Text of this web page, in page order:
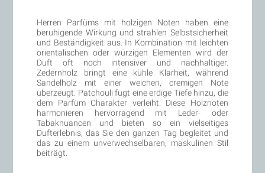
Herren Parfüms mit holzigen Noten haben eine
beruhigende Wirkung und strahlen Selbstsicherheit
und Beständigkeit aus. In Kombination mit leichten
orientalischen oder würzigen Elementen wird der
Duft oft noch intensiver und nachhaltiger.
Zedernholz bringt eine kühle Klarheit, während
Sandelholz mit einer weichen, cremigen Note
überzeugt. Patchouli fügt eine erdige Tiefe hinzu, die
dem Parfüm Charakter verleiht. Diese Holznoten
harmonieren hervorragend mit Leder- oder
Tabaknuancen und bieten so ein vielseitiges
Dufterlebnis, das Sie den ganzen Tag begleitet und
das zu einem unverwechselbaren, maskulinen Stil
beiträgt.